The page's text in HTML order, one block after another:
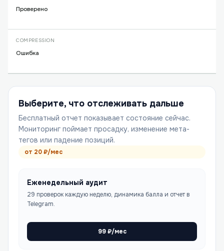
Проверено
COMPRESSION
Ошибка
Выберите, что отслеживать дальше
Бесплатный отчет показывает состояние сейчас.
Мониторинг поймает просадку, изменение мета-
тегов или падение позиций.
от 20₽/мес
Еженедельный аудит
29 проверок каждую неделю, динамика балла и отчет в
Telegram.
99₽/мес